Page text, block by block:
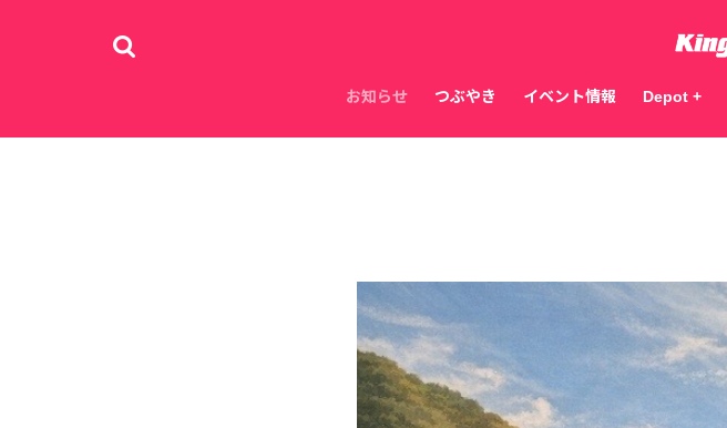
お知らせ つぶやき イベント情報 Depot +